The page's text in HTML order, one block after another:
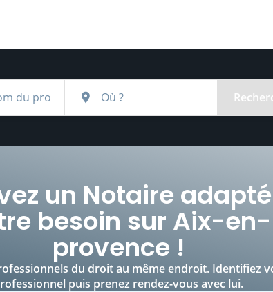
un Notaire
besoin sur Aix-en-
provence !
du droit au même endroit. Identifiez
puis prenez rendez-vous avec lui.